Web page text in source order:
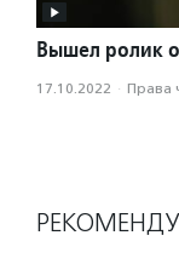
Вышел ролик
17.10.2022 · Права